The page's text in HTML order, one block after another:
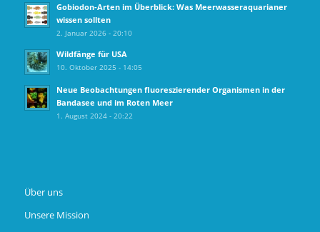
Gobiodon‑Arten im Überblick: Was Meerwasseraquarianer
wissen sollten
2. Januar 2026 - 20:10
Wildfänge für USA
10. Oktober 2025 - 14:05
Neue Beobachtungen fluoreszierender Organismen in der
Bandasee und im Roten Meer
1. August 2024 - 20:22
Über uns
Unsere Mission